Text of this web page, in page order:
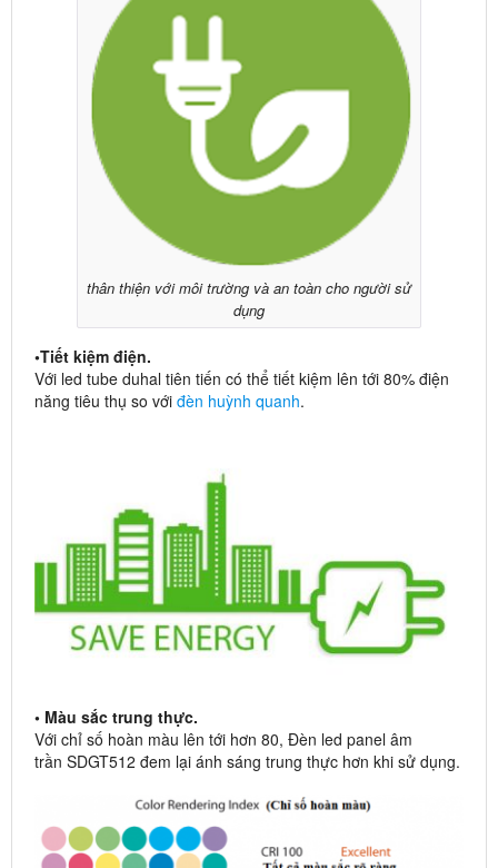
thân thiện với môi trường và an toàn cho người sử
dụng
•Tiết kiệm điện.
Với led tube duhal tiên tiến có thể tiết kiệm lên tới 80% điện
năng tiêu thụ so với đèn huỳnh quanh.
• Màu sắc trung thực.
Với chỉ số hoàn màu lên tới hơn 80, Đèn led panel âm
trần SDGT512 đem lại ánh sáng trung thực hơn khi sử dụng.